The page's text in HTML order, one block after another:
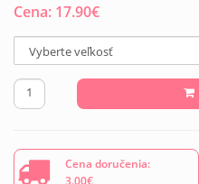
Cena: 17.90€
Cena doručenia:
3.00€